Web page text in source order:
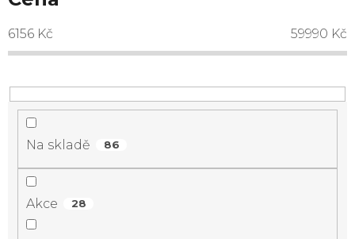
6156 Kč 59990 Kč
Na skladě 86
Akce 28